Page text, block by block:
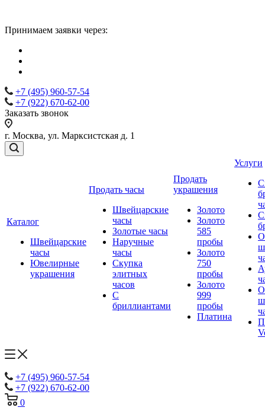
Принимаем заявки через:
+7 (495) 960-57-54
+7 (922) 670-62-00
Заказать звонок
г. Москва, ул. Марксистская д. 1
Каталог
Швейцарские
часы
Ювелирные
украшения
Продать часы
Швейцарские
часы
Золотые часы
Наручные
часы
Скупка
элитных
часов
С
бриллиантами
Продать
украшения
Золото
Золото
585
пробы
Золото
750
пробы
Золото
999
пробы
Платина
Услуги
+7 (495) 960-57-54
+7 (922) 670-62-00
0